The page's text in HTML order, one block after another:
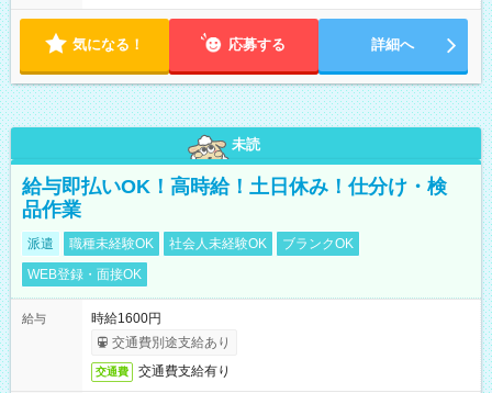
気になる！ 応募する 詳細へ
未読
給与即払いOK！高時給！土日休み！仕分け・検
品作業
派遣 職種未経験OK 社会人未経験OK
ブランクOK
WEB登録・面接OK
給与
時給1600円
交通費別途支給あり
交通費 交通費支給有り